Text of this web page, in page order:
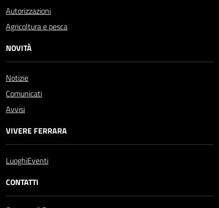
Autorizzazioni
Agricoltura e pesca
NOVITÀ
Notizie
Comunicati
Avvisi
VIVERE FERRARA
LuoghiEventi
CONTATTI